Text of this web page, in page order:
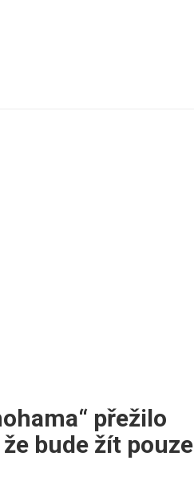
přežilo
bude žít pouze